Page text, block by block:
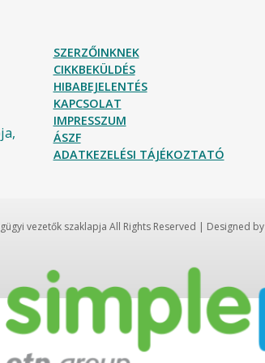
SZERZŐINKNEK
CIKKBEKÜLDÉS
HIBABEJELENTÉS
KAPCSOLAT
IMPRESSZUM
ÁSZF
ADATKEZELÉSI TÁJÉKOZTATÓ
vezetők szaklapja All Rights Reserved | Designed by